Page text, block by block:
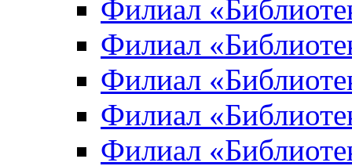
Филиал
Филиал
Филиал
Филиал
Филиал